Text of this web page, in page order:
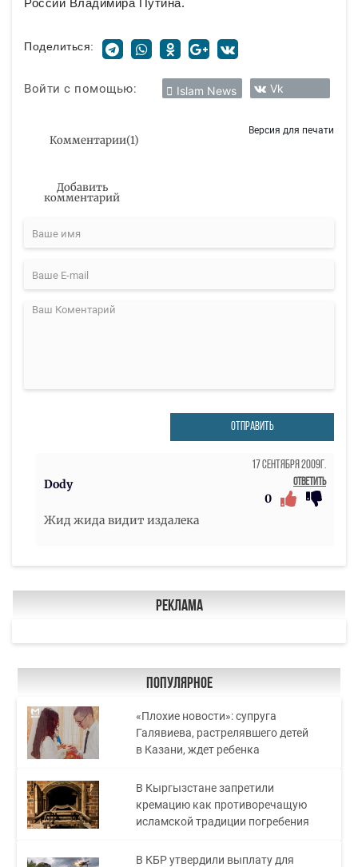
России Владимира Путина.
Поделиться:
Войти с помощью: Islam News Vk
Комментарии(1)
Версия для печати
Добавить
комментарий
ОТПРАВИТЬ
Dody
17 Сентября 2009г.
Ответить
0
Жид жида видит издалека
Реклама
Популярное
«Плохие новости»: супруга
Галявиева, растрелявшего детей
в Казани, ждет ребенка
В Кыргызстане запретили
кремацию как противоречащую
исламской традиции погребения
В КБР утвердили выплату для